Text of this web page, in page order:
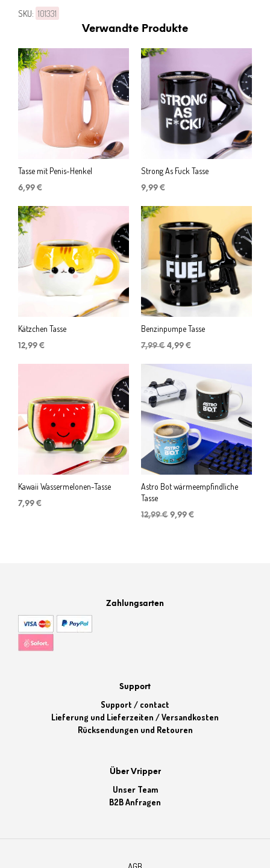
SKU: 101331
Verwandte Produkte
Tasse mit Penis-Henkel
6,99 €
Strong As Fuck Tasse
9,99 €
Kätzchen Tasse
12,99 €
Benzinpumpe Tasse
7,99€ Ursprünglicher
war:
7,99 €
4,99 €
ist:
Kawaii Wassermelonen-Tasse
7,99 €
Astro Bot wärmeempfindliche
Tasse
12,99€ Ursprünglicher
9,99 €
Zahlungsarten
Support
Support / contact
Lieferung und Lieferzeiten / Versandkosten
Rücksendungen und Retouren
Über Vripper
Unser Team
B2B Anfragen